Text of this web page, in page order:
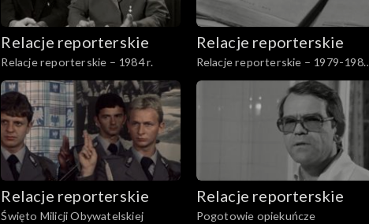
Relacje reporterskie
Relacje reporterskie – 1984 r.
Relacje reporterskie
Relacje reporterskie – 1979-1984
r.
Relacje reporterskie
Święto Milicji Obywatelskiej
Relacje reporterskie
Pogotowie opiekuńcze